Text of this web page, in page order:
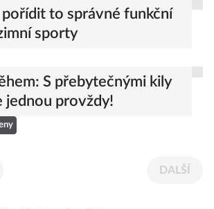
pořídit to správné funkční
sporty
S přebytečnými kily
jednou provždy!
DALŠÍ